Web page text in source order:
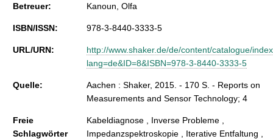
Betreuer: Kanoun, Olfa
ISBN/ISSN: 978-3-8440-3333-5
URL/URN:
http://www.shaker.de/de/content/catalogue/
lang=de&ID=8&ISBN=978-3-8440-3333-5
Quelle:
Aachen : Shaker, 2015. - 170 S. - Reports on
Measurements and Sensor Technology; 4
Freie
Schlagwörter
Kabeldiagnose , Inverse Probleme ,
Impedanzspektroskopie , Iterative Entfaltung ,